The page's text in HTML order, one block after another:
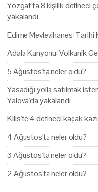
Yozgat'ta 8 kişilik defineci
yakalandı
Edirne Mevlevihanesi
Adala Kanyonu: Volkanik
5 Ağustos'ta neler oldu?
Yasadığı yolla satılmak
Yalova'da yakalandı
Kilis'te 4 defineci kaçak
4 Ağustos'ta neler oldu?
3 Ağustos'ta neler oldu?
2 Ağustos'ta neler oldu?